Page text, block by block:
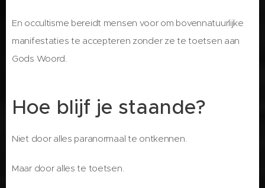
En occultisme bereidt mensen voor om bovennatuurlijke
manifestaties te accepteren zonder ze te toetsen aan
Gods Woord.
Hoe blijf je staande?
Niet door alles paranormaal te ontkennen.
Maar door alles te toetsen.